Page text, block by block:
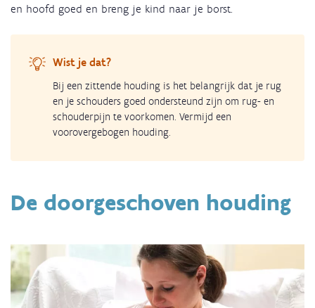
en hoofd goed en breng je kind naar je borst.
Wist je dat?
Bij een zittende houding is het belangrijk dat je rug
en je schouders goed ondersteund zijn om rug- en
schouderpijn te voorkomen. Vermijd een
voorovergebogen houding.
De doorgeschoven houding